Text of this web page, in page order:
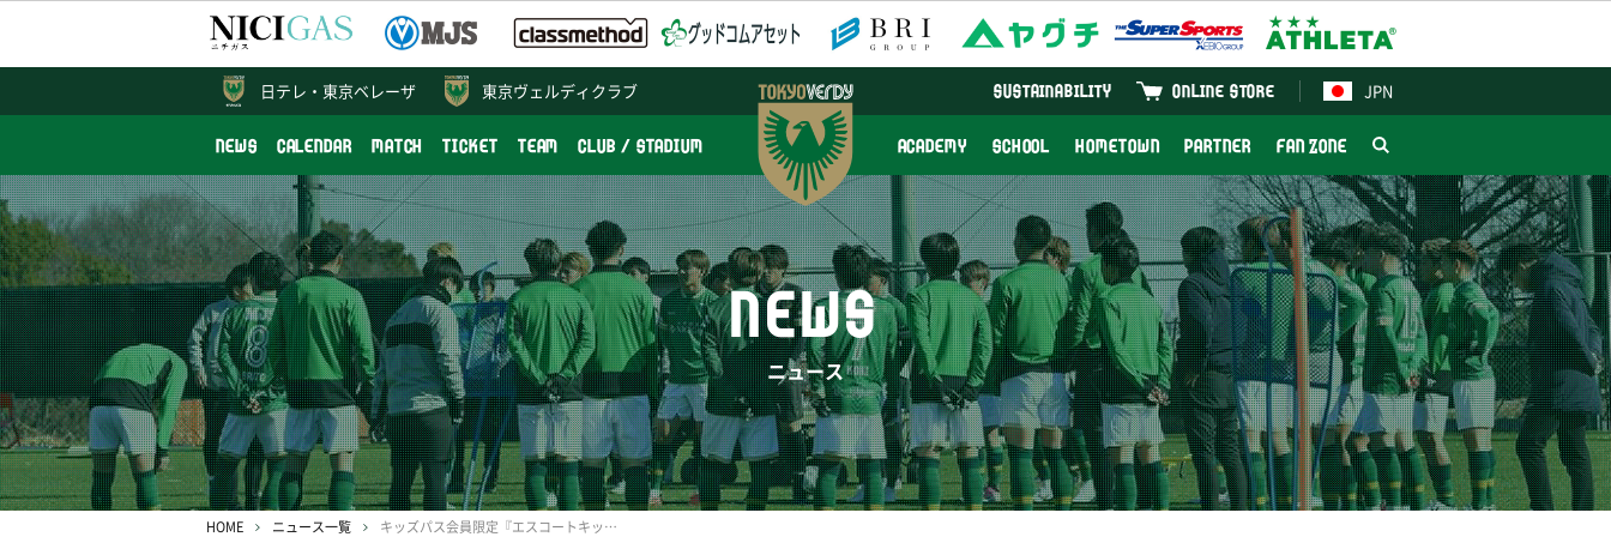
東京ヴェルディクラブ JPN
ONLINE STORE
SUSTAINABILITY
NEWS CALENDAR MATCH TICKET TEAM CLUB / STADIUM ACADEMY SCHOOL HOMETOWN PARTNER FAN ZONE
日テレ・ 東京ベレーザ
NEWS
ニュース
HOME ニュース一覧 キッズパス会員限定『エスコートキッズ』募集のお知らせ【9/5（月）23:59まで】